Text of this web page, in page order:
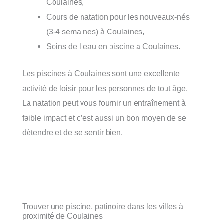
Coulaines,
Cours de natation pour les nouveaux-nés
(3-4 semaines) à Coulaines,
Soins de l’eau en piscine à Coulaines.
Les piscines à Coulaines sont une excellente
activité de loisir pour les personnes de tout âge.
La natation peut vous fournir un entraînement à
faible impact et c’est aussi un bon moyen de se
détendre et de se sentir bien.
Trouver une piscine, patinoire dans les villes à
proximité de Coulaines